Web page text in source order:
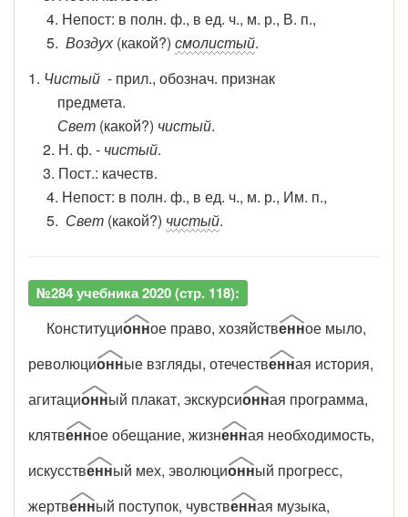
4. Непост: в полн. ф., в ед. ч., м. р., В. п.,
5. Воздух(какой?) смолистый.
1. Чистый - прил., обознач. признак
предмета.
Свет (какой?) чистый.
2. Н. ф. - чистый.
3. Пост.: качеств.
4. Непост: в полн. ф., в ед. ч., м. р., Им. п.,
5. Свет (какой?) чистый.
№284 учебника 2020 (стр. 118):
Конституционное право, хозяйственное мыло,
революционные взгляды, отечественная история,
агитационный плакат, экскурсионная программа,
клятвенное обещание, жизненная необходимость,
искусственный мех, эволюционный прогресс,
жертвенный поступок, чувственная музыка,